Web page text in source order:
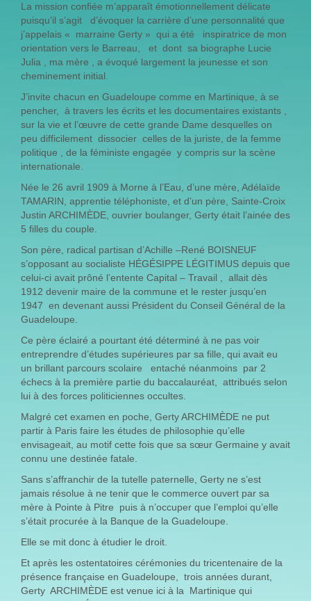
La mission confiée m’apparaît émotionnellement délicate
puisqu’il s’agit d’évoquer la carrière d’une personnalité que
j’appelais « marraine Gerty » qui a été inspiratrice de mon
orientation vers le Barreau, et dont sa biographe Lucie
Julia , ma mère , a évoqué largement la jeunesse et son
cheminement initial.
J’invite chacun en Guadeloupe comme en Martinique, à se
pencher, à travers les écrits et les documentaires existants ,
sur la vie et l’œuvre de cette grande Dame desquelles on
peu difficilement dissocier celles de la juriste, de la femme
politique , de la féministe engagée y compris sur la scène
internationale.
Née le 26 avril 1909 à Morne à l’Eau, d’une mère, Adélaïde
TAMARIN, apprentie téléphoniste, et d’un père, Sainte-Croix
Justin ARCHIMÈDE, ouvrier boulanger, Gerty était l’ainée des
5 filles du couple.
Son père, radical partisan d’Achille –René BOISNEUF
s’opposant au socialiste HÉGÉSIPPE LÉGITIMUS depuis que
celui-ci avait prôné l’entente Capital – Travail , allait dès
1912 devenir maire de la commune et le rester jusqu’en
1947 en devenant aussi Président du Conseil Général de la
Guadeloupe.
Ce père éclairé a pourtant été déterminé à ne pas voir
entreprendre d’études supérieures par sa fille, qui avait eu
un brillant parcours scolaire entaché néanmoins par 2
échecs à la première partie du baccalauréat, attribués selon
lui à des forces politiciennes occultes.
Malgré cet examen en poche, Gerty ARCHIMÈDE ne put
partir à Paris faire les études de philosophie qu’elle
envisageait, au motif cette fois que sa sœur Germaine y avait
connu une destinée fatale.
Sans s’affranchir de la tutelle paternelle, Gerty ne s’est
jamais résolue à ne tenir que le commerce ouvert par sa
mère à Pointe à Pitre puis à n’occuper que l’emploi qu’elle
s’était procurée à la Banque de la Guadeloupe.
Elle se mit donc à étudier le droit.
Et après les ostentatoires cérémonies du tricentenaire de la
présence française en Guadeloupe, trois années durant,
Gerty ARCHIMÈDE est venue ici à la Martinique qui